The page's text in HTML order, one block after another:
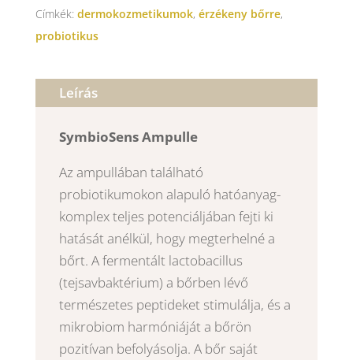
Címkék: dermokozmetikumok, érzékeny bőrre,
probiotikus
Leírás
SymbioSens Ampulle
Az ampullában található
probiotikumokon alapuló hatóanyag-
komplex teljes potenciáljában fejti ki
hatását anélkül, hogy megterhelné a
bőrt. A fermentált lactobacillus
(tejsavbaktérium) a bőrben lévő
természetes peptideket stimulálja, és a
mikrobiom harmóniáját a bőrön
pozitívan befolyásolja. A bőr saját